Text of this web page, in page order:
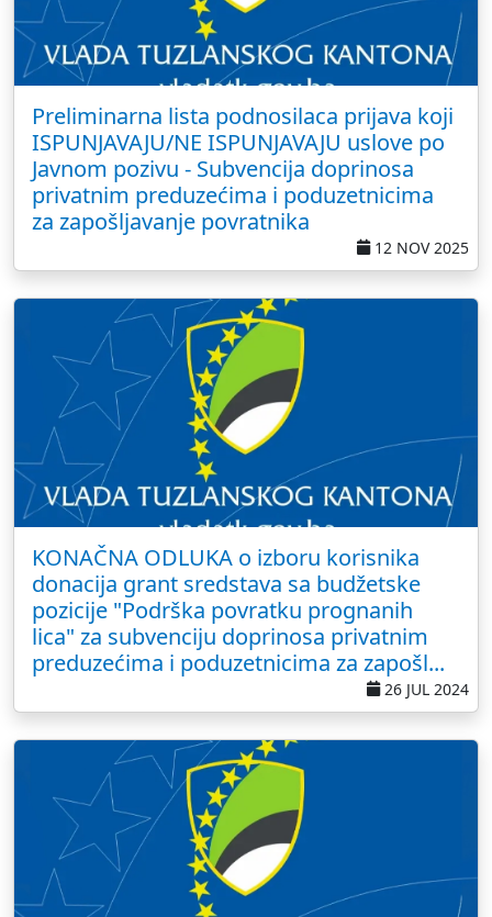
Preliminarna lista podnosilaca prijava koji
ISPUNJAVAJU/NE ISPUNJAVAJU uslove po
Javnom pozivu - Subvencija doprinosa
privatnim preduzećima i poduzetnicima
za zapošljavanje povratnika
12 NOV 2025
KONAČNA ODLUKA o izboru korisnika
donacija grant sredstava sa budžetske
pozicije "Podrška povratku prognanih
lica" za subvenciju doprinosa privatnim
preduzećima i poduzetnicima za zapošl...
26 JUL 2024